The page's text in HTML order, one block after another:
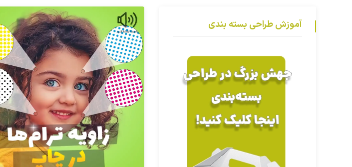
آموزش طراحی بسته بندی